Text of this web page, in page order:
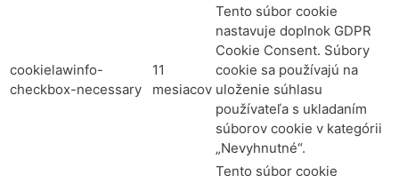
cookielawinfo-
checkbox-necessary
11
mesiacov
Tento súbor cookie
nastavuje doplnok GDPR
Cookie Consent. Súbory
cookie sa používajú na
uloženie súhlasu
používateľa s ukladaním
súborov cookie v kategórii
„Nevyhnutné“.
Tento súbor cookie